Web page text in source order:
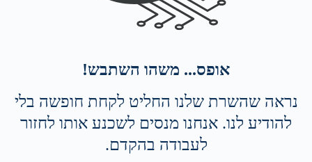
אופס... משהו השתבש!
נראה שהשרת שלנו החליט לקחת חופשה בלי
להודיע לנו. אנחנו מנסים לשכנע אותו לחזור
לעבודה בהקדם.